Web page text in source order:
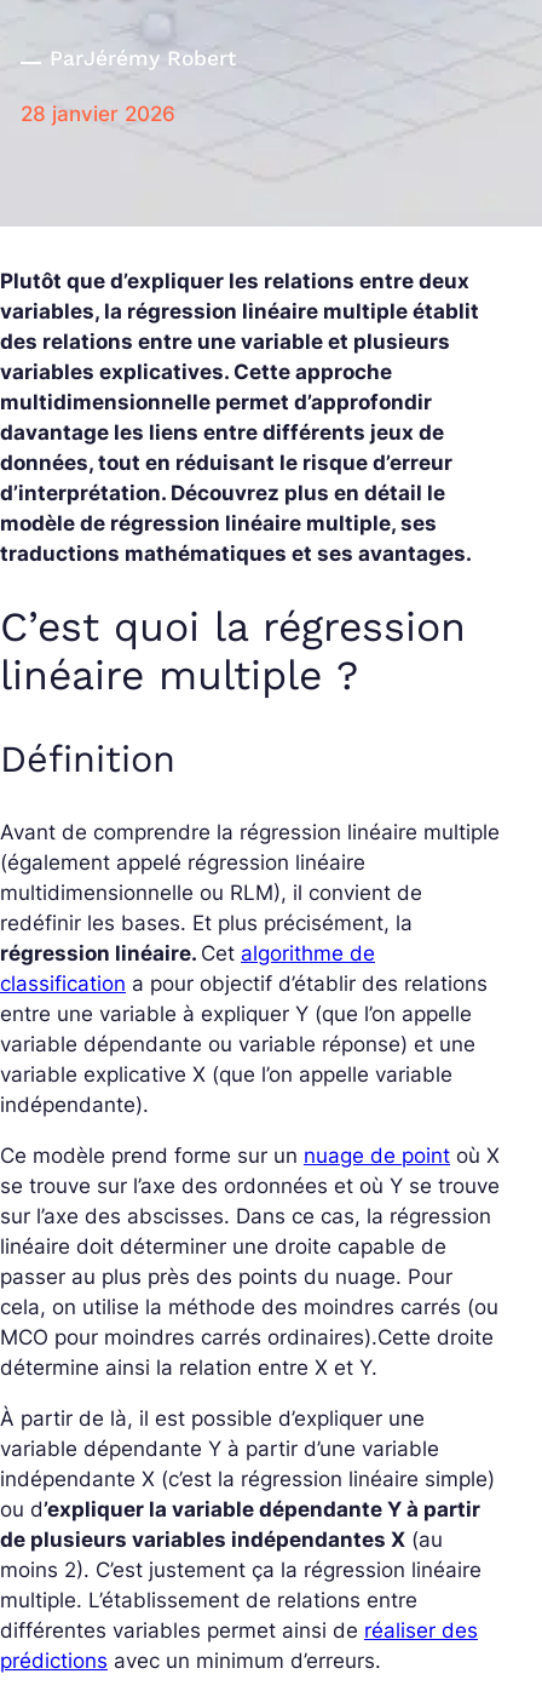
ParJérémy Robert
28 janvier 2026
Plutôt que d’expliquer les relations entre deux
variables, la régression linéaire multiple établit
des relations entre une variable et plusieurs
variables explicatives. Cette approche
multidimensionnelle permet d’approfondir
davantage les liens entre différents jeux de
données, tout en réduisant le risque d’erreur
d’interprétation. Découvrez plus en détail le
modèle de régression linéaire multiple, ses
traductions mathématiques et ses avantages.
C’est quoi la régression
linéaire multiple ?
Définition
Avant de comprendre la régression linéaire multiple
(également appelé régression linéaire
multidimensionnelle ou RLM), il convient de
redéfinir les bases. Et plus précisément, la
régression linéaire. Cet algorithme de
classification a pour objectif d’établir des relations
entre une variable à expliquer Y (que l’on appelle
variable dépendante ou variable réponse) et une
variable explicative X (que l’on appelle variable
indépendante).
Ce modèle prend forme sur un nuage de point où X
se trouve sur l’axe des ordonnées et où Y se trouve
sur l’axe des abscisses. Dans ce cas, la régression
linéaire doit déterminer une droite capable de
passer au plus près des points du nuage. Pour
cela, on utilise la méthode des moindres carrés (ou
MCO pour moindres carrés ordinaires).Cette droite
détermine ainsi la relation entre X et Y.
À partir de là, il est possible d’expliquer une
variable dépendante Y à partir d’une variable
indépendante X (c’est la régression linéaire simple)
ou d’expliquer la variable dépendante Y à partir
de plusieurs variables indépendantes X (au
moins 2). C’est justement ça la régression linéaire
multiple. L’établissement de relations entre
différentes variables permet ainsi de réaliser des
prédictions avec un minimum d’erreurs.